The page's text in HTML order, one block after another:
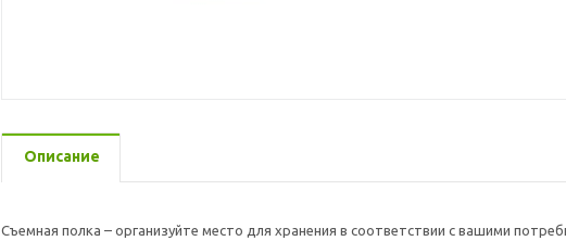
Описание
Съемная полка – организуйте место для хранения в соответствии с вашими